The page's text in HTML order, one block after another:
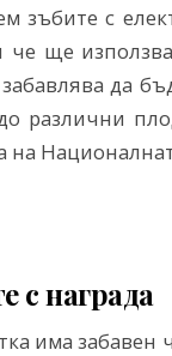
зъбите с
че ще
да
различни
с награда
има